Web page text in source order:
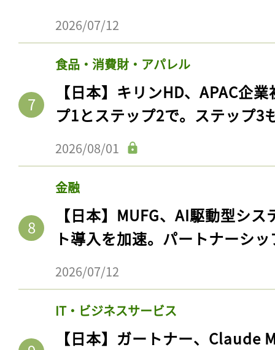
2026/07/12
食品・消費財・アパレル
【日本】キリンHD、APAC企
プ1とステップ2で。ステップ3
2026/08/01
金融
【日本】MUFG、AI駆動型シ
ト導入を加速。パートナーシ
2026/07/12
IT・ビジネスサービス
【日本】ガートナー、Claude